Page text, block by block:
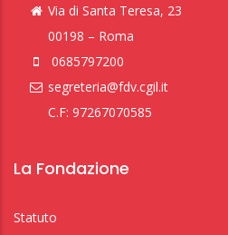
Via di Santa Teresa, 23
00198 – Roma
0685797200
segreteria@fdv.cgil.it
C.F: 97267070585
La Fondazione
Statuto